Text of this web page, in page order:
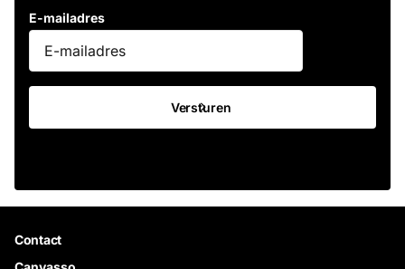
E-mailadres
Versturen
Contact